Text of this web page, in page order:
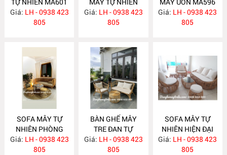
Giá: LH - 0938 423
805
MA597
Giá: LH - 0938 423
805
Giá: LH - 0938 423
805
SOFA MÂY TỰ
NHIÊN PHÒNG
KHÁCH MA588
Giá: LH - 0938 423
805
BÀN GHẾ MÂY
TRE ĐAN TỰ
NHIÊN MA587
Giá: LH - 0938 423
805
SOFA MÂY TỰ
NHIÊN HIỆN ĐẠI
MA586
Giá: LH - 0938 423
805